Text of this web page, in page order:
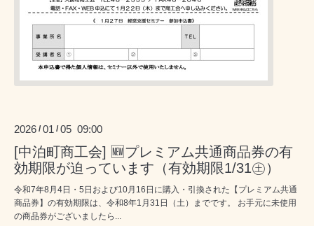
2026 /01 /05 09:00
[中泊町商工会] 🆕プレミアム共通商品券の有
効期限が迫っています（有効期限1/31㊏）
令和7年8月4日・5日および10月16日に購入・引換された【プレミアム共通
商品券】の有効期限は、令和8年1月31日（土）までです。 お手元に未使用
の商品券がございましたら...